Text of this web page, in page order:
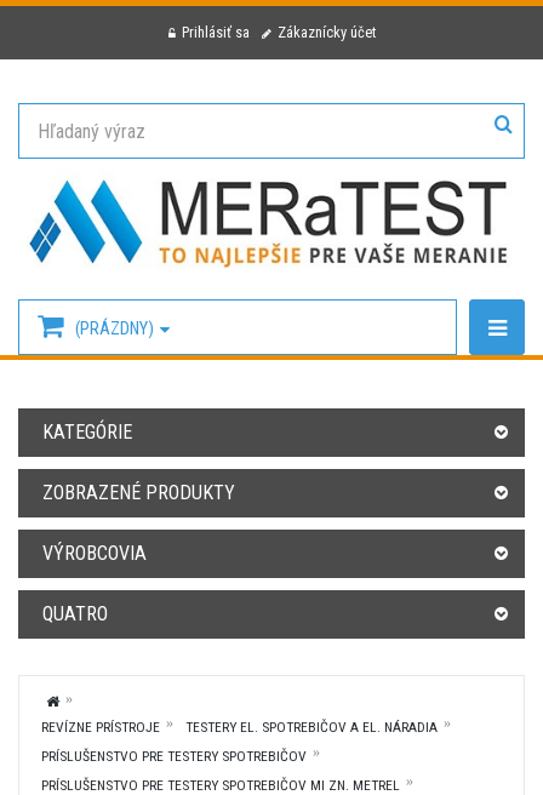
Prihlásiť sa Zákaznícky účet
(PRÁZDNY)
KATEGÓRIE
ZOBRAZENÉ PRODUKTY
VÝROBCOVIA
QUATRO
REVÍZNE PRÍSTROJE
TESTERY EL. SPOTREBIČOV A EL. NÁRADIA
PRÍSLUŠENSTVO PRE TESTERY SPOTREBIČOV
PRÍSLUŠENSTVO PRE TESTERY SPOTREBIČOV MI ZN. METREL